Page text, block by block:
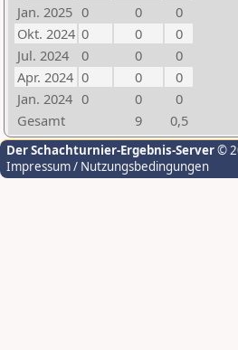
Jan. 2025 0 0
0
Okt. 2024 0 0
0
Jul. 2024
0 0
0
Apr. 2024 0 0
0
Jan. 2024 0 0
0
Gesamt
9 0,5
Der Schachturnier-Ergebnis-Server©
Impressum / Nutzungsbedingungen